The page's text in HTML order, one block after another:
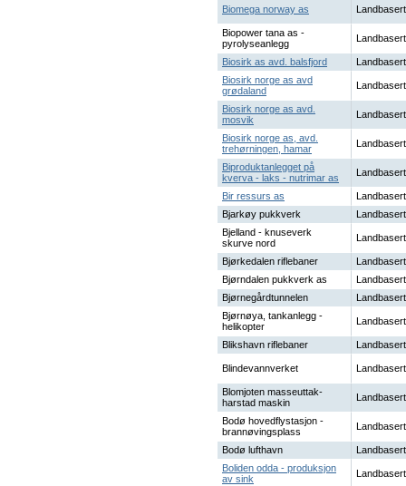
Biomega norway as Landbasert
Biopower tana as -
pyrolyseanlegg
Landbasert
Biosirk as avd. balsfjord
Landbasert
Biosirk norge as avd
grødaland
Landbasert
Biosirk norge as avd.
mosvik
Landbasert
Biosirk norge as, avd.
trehørningen, hamar
Landbasert
Biproduktanlegget på
kverva - laks - nutrimar as
Landbasert
Bir ressurs as
Landbasert
Bjarkøy pukkverk
Landbasert
Bjelland - knuseverk
skurve nord
Landbasert
Bjørkedalen riflebaner
Landbasert
Bjørndalen pukkverk as
Landbasert
Bjørnegårdtunnelen
Landbasert
Bjørnøya, tankanlegg -
helikopter
Landbasert
Blikshavn riflebaner Landbasert
Blindevannverket Landbasert
Blomjoten masseuttak-
harstad maskin
Landbasert
Bodø hovedflystasjon -
brannøvingsplass
Landbasert
Bodø lufthavn
Landbasert
Boliden odda - produksjon
av sink
Landbasert